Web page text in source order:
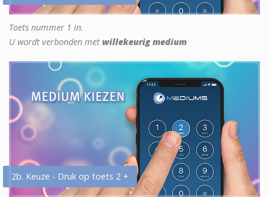
Toets nummer 1 in.
U wordt verbonden met willekeurig medium
2b. Keuze - Druk op toets 2 +